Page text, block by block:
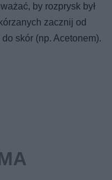
by rozprysk był
zacznij od
skór (np. Acetonem).